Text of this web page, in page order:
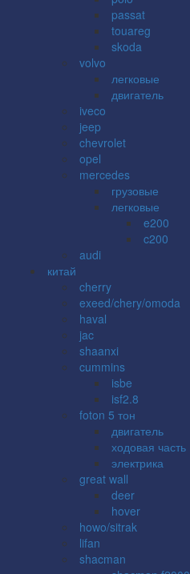
passat
touareg
skoda
volvo
легковые
двигатель
iveco
jeep
chevrolet
opel
mercedes
грузовые
легковые
e200
c200
audi
китай
cherry
exeed/chery/omoda
haval
jac
shaanxi
cummins
isbe
isf2.8
foton 5 тон
двигатель
ходовая часть
электрика
great wall
deer
hover
howo/sitrak
lifan
shacman